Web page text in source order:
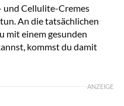
Cellulite-Cremes
An die tatsächlichen
mit einem gesunden
kommst du damit
ANZEIGE